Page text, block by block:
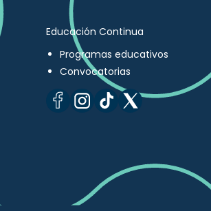
Educación Continua
Programas educativos
Convocatorias